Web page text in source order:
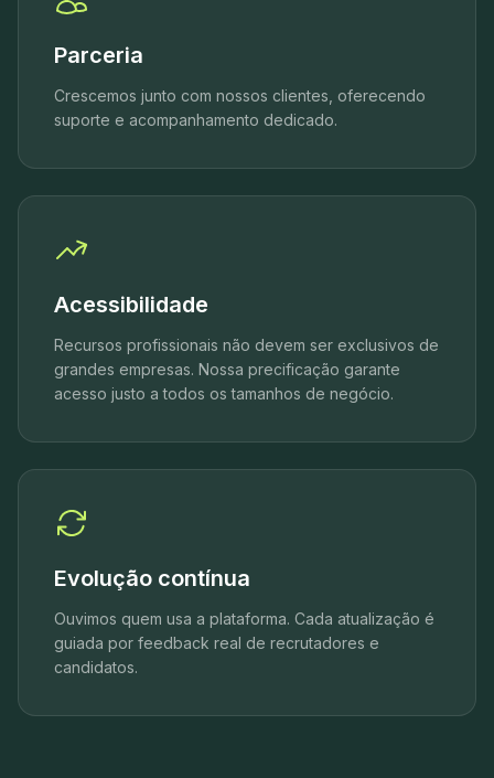
Parceria
Crescemos junto com nossos clientes, oferecendo
suporte e acompanhamento dedicado.
Acessibilidade
Recursos profissionais não devem ser exclusivos de
grandes empresas. Nossa precificação garante
acesso justo a todos os tamanhos de negócio.
Evolução contínua
Ouvimos quem usa a plataforma. Cada atualização é
guiada por feedback real de recrutadores e
candidatos.